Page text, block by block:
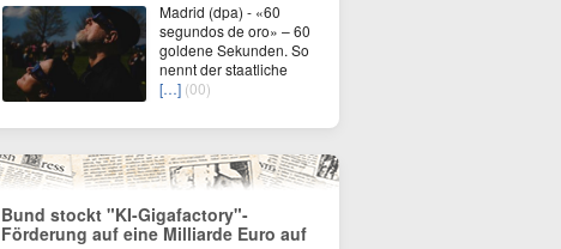
Madrid (dpa) - «60
segundos de oro» – 60
goldene Sekunden. So
nennt der staatliche
[…] (00)
Bund stockt "KI-Gigafactory"-
Förderung auf eine Milliarde Euro auf